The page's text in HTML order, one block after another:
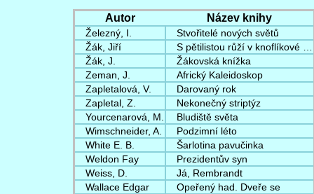
Autor Název knihy
Železný, I.
Stvořitelé nových světů
Žák, Jiří
S pětilistou růží v knoflíkové …
Žák, J.
Žákovská knížka
Zeman, J.
Africký Kaleidoskop
Zapletalová, V.
Darovaný rok
Zapletal, Z.
Nekonečný striptýz
Yourcenarová, M.
Bludiště světa
Wimschneider, A.
Podzimní léto
White E. B.
Šarlotina pavučinka
Weldon Fay
Prezidentův syn
Weiss, D.
Já, Rembrandt
Wallace Edgar
Opeřený had. Dveře se